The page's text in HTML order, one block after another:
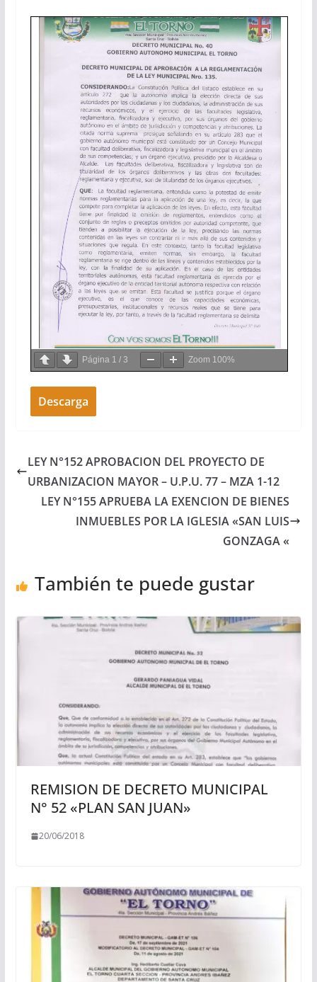
Página 1 / 3 Zoom 100%
Descarga
LEY N°152 APROBACION DEL PROYECTO DE
URBANIZACION MAYOR – U.P.U. 77 – MZA 1-12
LEY N°155 APRUEBA LA EXENCION DE BIENES
INMUEBLES POR LA IGLESIA «SAN LUIS
GONZAGA «
También te puede gustar
REMISION DE DECRETO MUNICIPAL
N° 52 «PLAN SAN JUAN»
20/06/2018